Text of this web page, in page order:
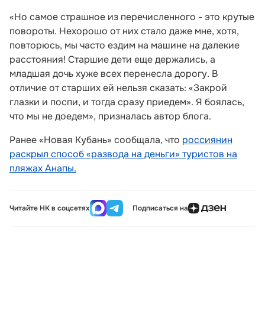
«Но самое страшное из перечисленного - это крутые
повороты. Нехорошо от них стало даже мне, хотя,
повторюсь, мы часто ездим на машине на далекие
расстояния! Старшие дети еще держались, а
младшая дочь хуже всех перенесла дорогу. В
отличие от старших ей нельзя сказать: «Закрой
глазки и поспи, и тогда сразу приедем». Я боялась,
что мы не доедем», призналась автор блога.
Ранее «Новая Кубань» сообщала, что россиянин
раскрыл способ «развода на деньги» туристов на
пляжах Анапы.
Читайте НК в соцсетях Подписаться на